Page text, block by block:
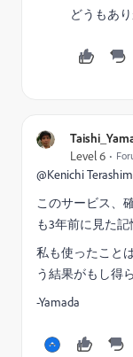
どうもあ
Level 6
@Kenichi
このサービス、
も3年前に見た記
私も使ったこと
う結果がもし得
-Yamada